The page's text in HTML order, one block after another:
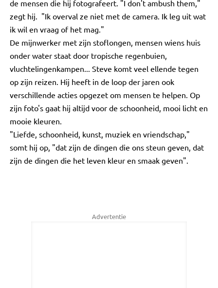
de mensen die hij fotografeert. "I don't ambush them,"
zegt hij. "Ik overval ze niet met de camera. Ik leg uit wat
ik wil en vraag of het mag."
De mijnwerker met zijn stoflongen, mensen wiens huis
onder water staat door tropische regenbuien,
vluchtelingenkampen... Steve komt veel ellende tegen
op zijn reizen. Hij heeft in de loop der jaren ook
verschillende acties opgezet om mensen te helpen. Op
zijn foto's gaat hij altijd voor de schoonheid, mooi licht en
mooie kleuren.
"Liefde, schoonheid, kunst, muziek en vriendschap,"
somt hij op, "dat zijn de dingen die ons steun geven, dat
zijn de dingen die het leven kleur en smaak geven".
Advertentie